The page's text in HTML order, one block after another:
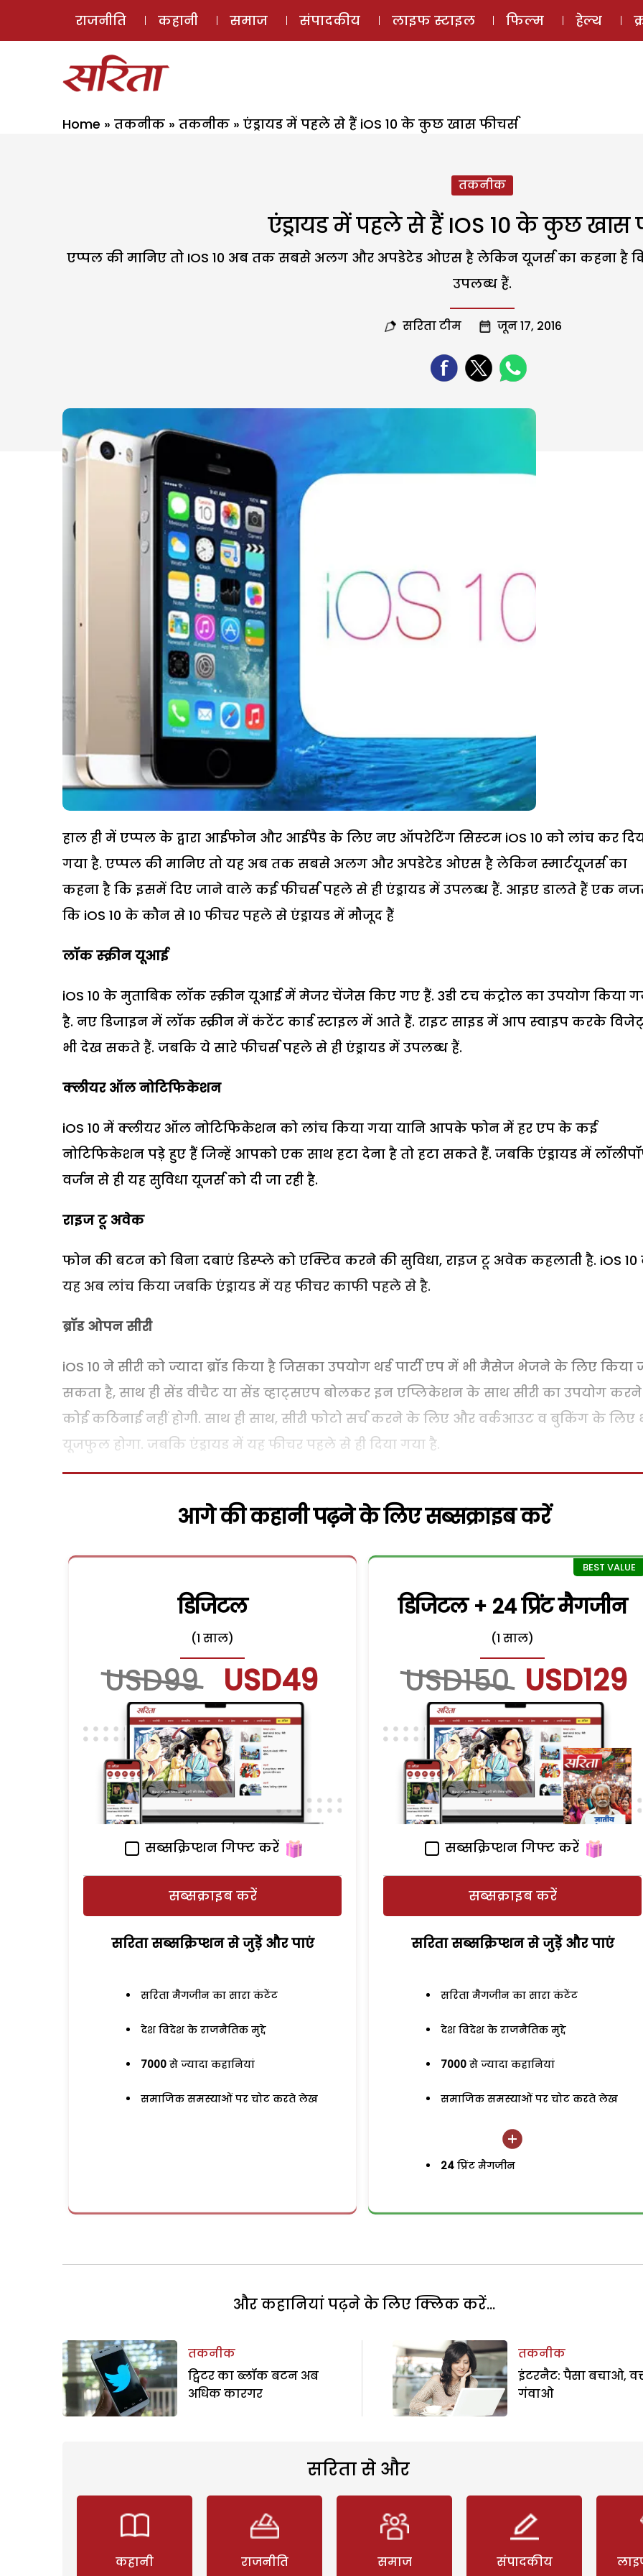
ई-मैगज़ीन
राजनीति कहानी समाज संपादकीय लाइफ स्टाइल फिल्म हेल्थ
Home » तकनीक » तकनीक » एंड्रायड में पहले से हैं iOS 10 के कुछ खास फीचर्स
तकनीक
एंड्रायड में पहले से हैं IOS 10 के कुछ खास
एप्‍पल की मानिए तो IOS 10 अब तक सबसे अलग और अपडेटेड ओएस है लेकिन यूजर्स का कहना है
उपलब्‍ध हैं.
सरिता टीम जून 17, 2016
हाल ही में एप्‍पल के द्वारा आईफोन और आईपैड के लिए नए ऑपरेटिंग सिस्‍टम iOS 10 को लांच कर
गया है. एप्‍पल की मानिए तो यह अब तक सबसे अलग और अपडेटेड ओएस है लेकिन स्‍मार्टयूजर्स का
कहना है कि इसमें दिए जाने वाले कई फीचर्स पहले से ही एंड्रायड में उपलब्‍ध हैं. आइए डालते हैं एक
कि iOS 10 के कौन से 10 फीचर पहले से एंड्रायड में मौजूद हैं
लॉक स्‍क्रीन यूआई
iOS 10 के मुताबिक लॉक स्‍क्रीन यूआई में मेजर चेंजेस किए गए हैं. 3डी टच कंट्रोल का उपयोग किया
है. नए डिजाइन में लॉक स्क्रीन में कंटेंट कार्ड स्टाइल में आते हैं. राइट साइड में आप स्‍वाइप करके
भी देख सकते हैं. जबकि ये सारे फीचर्स पहले से ही एंड्रायड में उपलब्‍ध हैं.
क्‍लीयर ऑल नोटिफिकेशन
iOS 10 में क्‍लीयर ऑल नोटिफिकेशन को लांच किया गया यानि आपके फोन में हर एप के कई
नोटिफिकेशन पड़े हुए हैं जिन्‍हें आपको एक साथ हटा देना है तो हटा सकते हैं. जबकि एंड्रायड में
वर्जन से ही यह सुविधा यूजर्स को दी जा रही है.
राइज टू अवेक
फोन की बटन को बिना दबाएं डिस्‍प्‍ले को एक्टिव करने की सुविधा, राइज टू अवेक कहलाती है. iOS 10
यह अब लांच किया जबकि एंड्रायड में यह फीचर काफी पहले से है.
ब्रॉड ओपन सीरी
iOS 10 ने सीरी को ज्‍यादा ब्रॉड किया है जिसका उपयोग थर्ड पार्टी एप में भी मैसेज भेजने के लिए किया
सकता है, साथ ही सेंड वीचैट या सेंड व्हाट्सएप बोलकर इन एप्लिकेशन के साथ सीरी का उपयोग
कोई कठिनाई नहीं होगी. साथ ही साथ, सीरी फोटो सर्च करने के लिए और वर्कआउट व बुकिंग के लिए
यूजफुल होगा. जबकि एंड्रायड में यह फीचर पहले से ही दिया गया है.
आगे की कहानी पढ़ने के लिए सब्सक्राइब करें
डिजिटल
(1 साल)
USD99 USD49
सब्सक्रिप्शन गिफ्ट करें
सब्सक्राइब करें
सरिता सब्सक्रिप्शन से जुड़ेें और पाएं
सरिता मैगजीन का सारा कंटेंट
देश विदेश के राजनैतिक मुद्दे
7000 से ज्यादा कहानियां
समाजिक समस्याओं पर चोट करते लेख
डिजिटल + 24 प्रिंट मैगजीन
(1 साल)
USD150 USD129
सब्सक्रिप्शन गिफ्ट करें
सब्सक्राइब करें
सरिता सब्सक्रिप्शन से जुड़ेें और पाएं
सरिता मैगजीन का सारा कंटेंट
देश विदेश के राजनैतिक मुद्दे
7000 से ज्यादा कहानियां
समाजिक समस्याओं पर चोट करते लेख
24 प्रिंट मैगजीन
और कहानियां पढ़ने के लिए क्लिक करें...
तकनीक
ट्विटर का ब्लॉक बटन अब
अधिक कारगर
तकनीक
इंटरनैट: पैसा बचाओ,
गंवाओ
सरिता से और
कहानी राजनीति समाज संपादकीय